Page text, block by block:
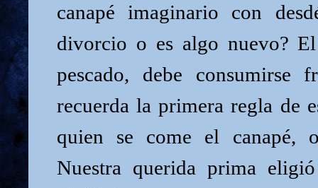
canapé imaginario con
divorcio o es algo nuevo?
pescado, debe consumirse
recuerda la primera regla de
quien se come el canapé,
Nuestra querida prima